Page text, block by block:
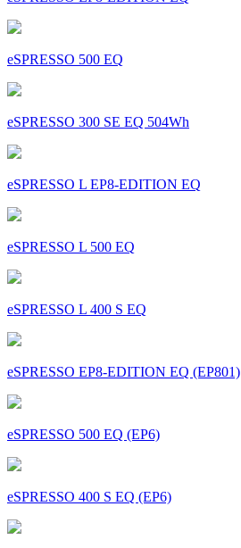
eSPRESSO 500 EQ
eSPRESSO 300 SE EQ 504Wh
eSPRESSO L EP8-EDITION EQ
eSPRESSO L 500 EQ
eSPRESSO L 400 S EQ
eSPRESSO EP8-EDITION EQ (EP801)
eSPRESSO 500 EQ (EP6)
eSPRESSO 400 S EQ (EP6)